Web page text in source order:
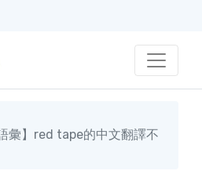
彙】red tape的中文翻譯不